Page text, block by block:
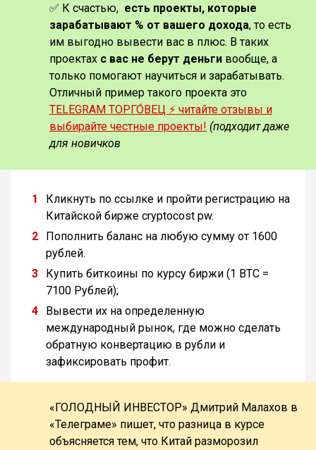
✅ К счастью, есть проекты, которые
зарабатывают % от вашего дохода, то есть
им выгодно вывести вас в плюс. В таких
проектах с вас не берут деньги вообще, а
только помогают научиться и зарабатывать.
Отличный пример такого проекта это
TELEGRAM ТОРГО́ВЕЦ ⚡️ читайте отзывы и
выбирайте честные проекты! (подходит даже
для новичков
Кликнуть по ссылке и пройти регистрацию на
Китайской бирже cryptocost pw.
Пополнить баланс на любую сумму от 1600
рублей.
Купить биткоины по курсу биржи (1 BTC =
7100 Рублей);
Вывести их на определенную
международный рынок, где можно сделать
обратную конвертацию в рубли и
зафиксировать профит.
«ГОЛОДНЫЙ ИНВЕСТОР» Дмитрий Малахов в
«Телеграме» пишет, что разница в курсе
объясняется тем, что Китай разморозил